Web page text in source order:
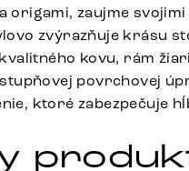
origami, zaujme
zvýrazňuje krásu
kovu, rám
povrchovej
ktoré zabezpečuje